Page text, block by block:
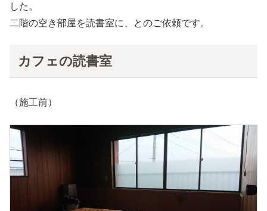
した。
二階の空き部屋を読書室に、とのご依頼です。
カフェの読書室
（施工前）